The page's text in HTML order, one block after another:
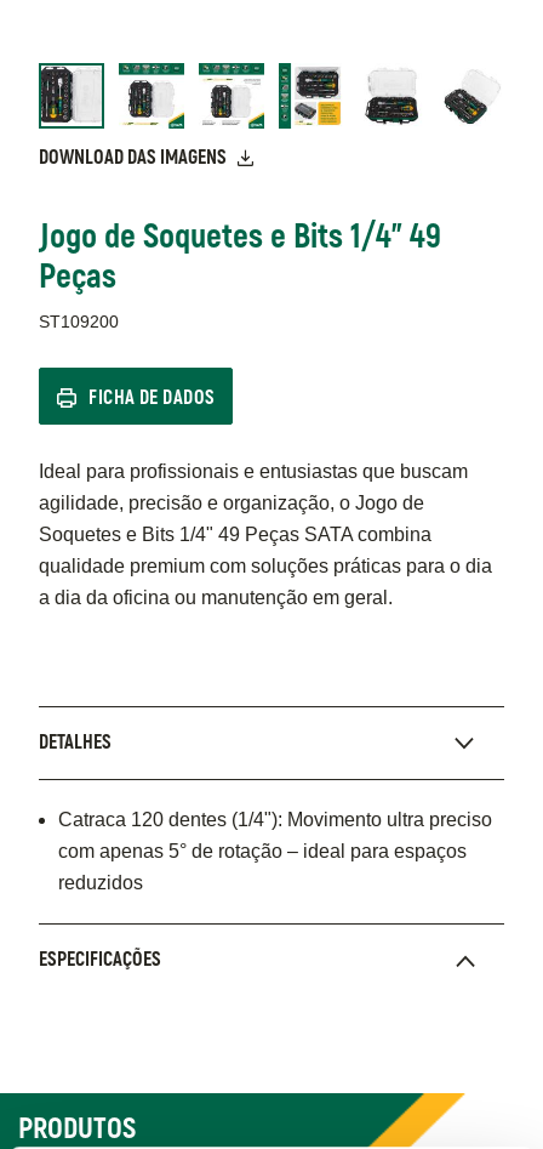
DOWNLOAD DAS IMAGENS
Jogo de Soquetes e Bits 1/4" 49
Peças
ST109200
FICHA DE DADOS
Ideal para profissionais e entusiastas que buscam
agilidade, precisão e organização, o Jogo de
Soquetes e Bits 1/4" 49 Peças SATA combina
qualidade premium com soluções práticas para o dia
a dia da oficina ou manutenção em geral.
DETALHES
Catraca 120 dentes (1/4"): Movimento ultra preciso
com apenas 5° de rotação – ideal para espaços
reduzidos
ESPECIFICAÇÕES
PRODUTOS